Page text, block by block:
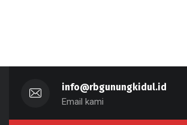
info@rbgunungkidul.id
Email kami